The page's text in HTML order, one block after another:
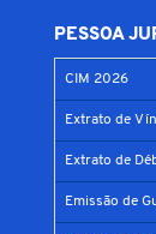
PESSOA
CIM 2026
Extrato de
Extrato de
Emissão de